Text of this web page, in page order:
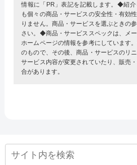
情報に「PR」表記を記載します。◆紹介
も個々の商品・サービスの安全性・有効
りません。商品・サービスを選ぶときの
さい。◆商品・サービススペックは、メ
ホームページの情報を参考にしています
のもので、その後、商品・サービスのリ
サービス内容が変更されていたり、販売
合があります。